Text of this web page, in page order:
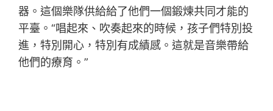
器。這個樂隊供給給了他們一個鍛煉共同才能的
平臺。“唱起來、吹奏起來的時候，孩子們特別投
進，特別開心，特別有成績感。這就是音樂帶給
他們的療育。”